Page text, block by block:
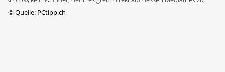
©Quelle: PCtipp.ch